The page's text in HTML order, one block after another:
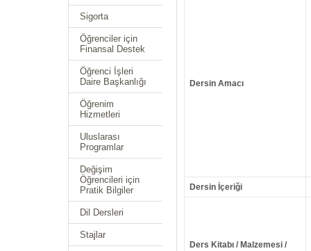
Sigorta
Öğrenciler için
Finansal Destek
Öğrenci İşleri
Daire Başkanlığı
Öğrenim
Hizmetleri
Uluslarası
Programlar
Değişim
Öğrencileri için
Pratik Bilgiler
Dil Dersleri
Stajlar
Dersin Amacı
Dersin İçeriği
Ders Kitabı / Malzemesi /